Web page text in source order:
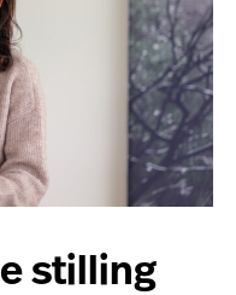
stilling